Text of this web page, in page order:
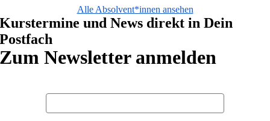
Alle Absolvent*innen ansehen
Kurstermine und News direkt in Dein
Postfach
Zum Newsletter anmelden